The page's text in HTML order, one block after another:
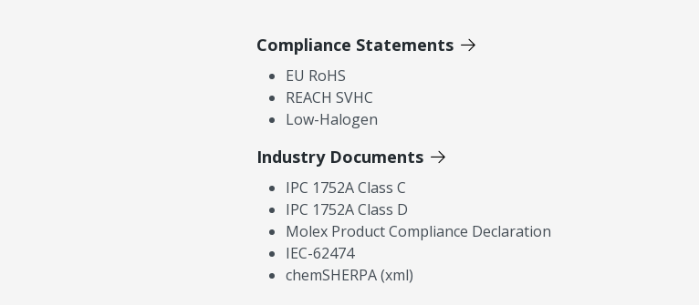
Compliance Statements
EU RoHS
REACH SVHC
Low-Halogen
Industry Documents
IPC 1752A Class C
IPC 1752A Class D
Molex Product Compliance Declaration
IEC-62474
chemSHERPA (xml)